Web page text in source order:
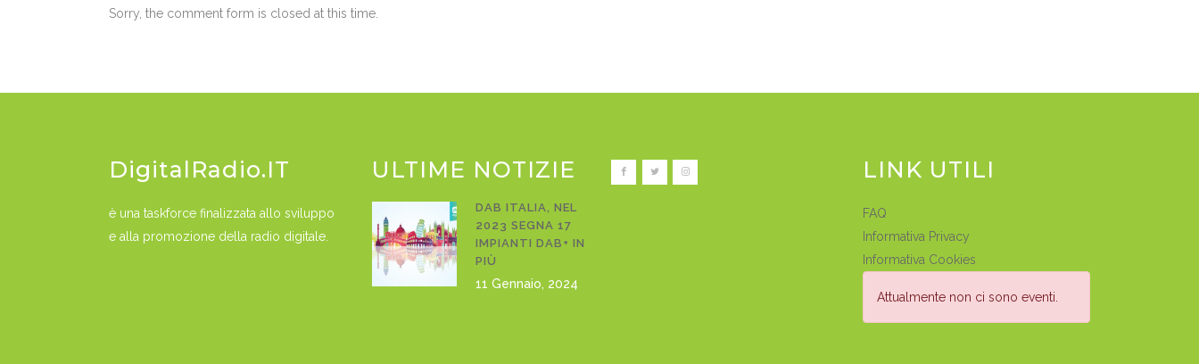
Sorry, the comment form is closed at this time.
DigitalRadio.IT
è una taskforce finalizzata allo sviluppo
e alla promozione della radio digitale.
ULTIME NOTIZIE
DAB ITALIA, NEL
2023 SEGNA 17
IMPIANTI DAB+ IN
PIÙ
11 Gennaio, 2024
LINK UTILI
FAQ
Informativa Privacy
Informativa Cookies
Attualmente non ci sono eventi.